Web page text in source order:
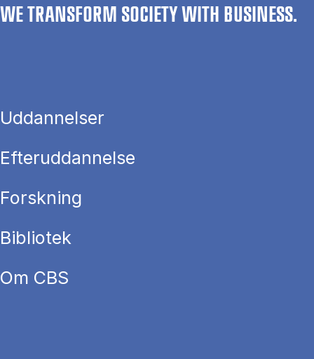
WE TRANSFORM SOCIETY WITH BUSINESS.
Uddannelser
Efteruddannelse
Forskning
Bibliotek
Om CBS